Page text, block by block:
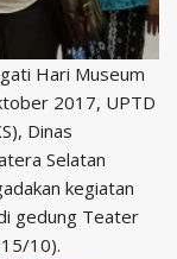
Hari Museum
2017, UPTD
Dinas
Selatan
kegiatan
gedung Teater
10).